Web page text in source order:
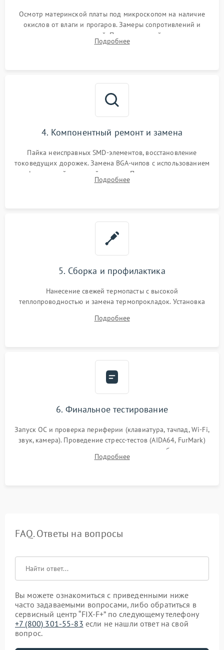
Осмотр материнской платы под микроскопом на наличие
окислов от влаги и прогаров. Замеры сопротивлений и
дежурных напряжений. Проверка цепей питания,
мультиконтроллера, процессора и видеочипа.
Подробнее
4. Компонентный ремонт и замена
Пайка неисправных SMD-элементов, восстановление
токоведущих дорожек. Замена BGA-чипов с использованием
инфракрасной паяльной станции. Прошивка микросхемы
BIOS или замена поврежденных портов USB
Подробнее
5. Сборка и профилактика
Нанесение свежей термопасты с высокой
теплопроводностью и замена термопрокладок. Установка
шлейфов, модулей памяти и накопителей. Предварительная
Подробнее
6. Финальное тестирование
Запуск ОС и проверка периферии (клавиатура, тачпад, Wi-Fi,
звук, камера). Проведение стресс-тестов (AIDA64, FurMark)
для контроля температурного режима и стабильности
системы под пиковой нагрузкой.
Подробнее
FAQ. Ответы на вопросы
Вы можете ознакомиться с приведенными ниже
часто задаваемыми вопросами, либо обратиться в
сервисный центр “FIX-F+” по следующему телефону
+7 (800) 301-55-83 если не нашли ответ на свой
вопрос.